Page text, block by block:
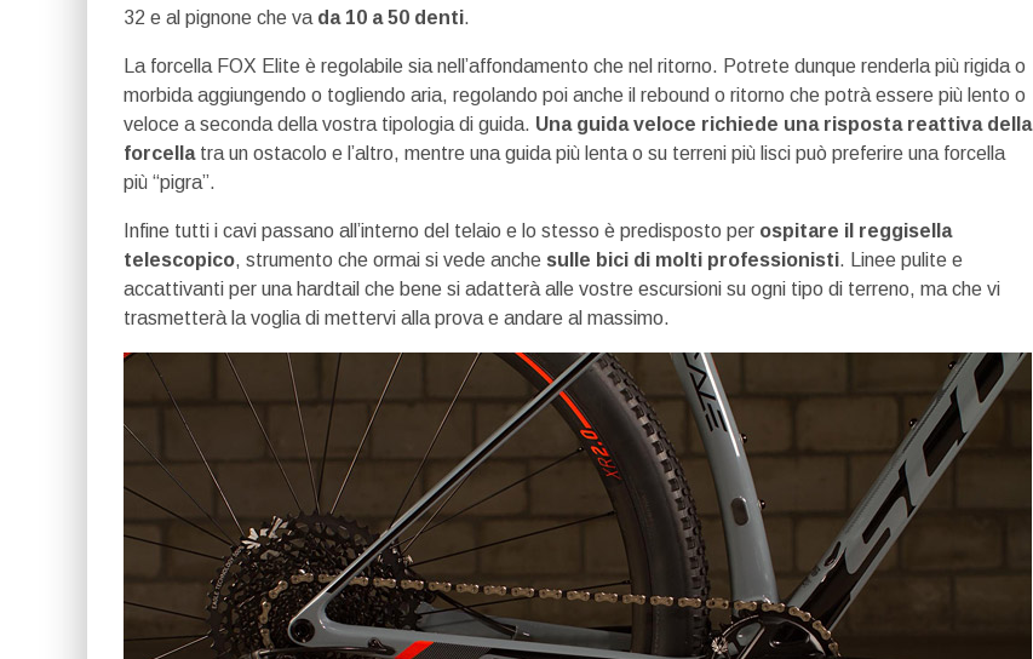
32 e al pignone che va da 10 a 50 denti.
La forcella FOX Elite è regolabile sia nell’affondamento che nel ritorno. Potrete dunque renderla più rigida o
morbida aggiungendo o togliendo aria, regolando poi anche il rebound o ritorno che potrà essere più lento o
veloce a seconda della vostra tipologia di guida. Una guida veloce richiede una risposta reattiva della
forcellatra un ostacolo e l’altro, mentre una guida più lenta o su terreni più lisci può preferire una forcella
più “pigra”.
Infine tutti i cavi passano all’interno del telaio e lo stesso è predisposto per ospitare il reggisella
telescopico, strumento che ormai si vede anche sulle bici di molti professionisti. Linee pulite e
accattivanti per una hardtail che bene si adatterà alle vostre escursioni su ogni tipo di terreno, ma che vi
trasmetterà la voglia di mettervi alla prova e andare al massimo.